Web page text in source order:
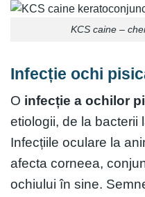
KCS caine –
Infecție ochi
O infecție a ochilor
etiologii, de la bacterii
Infecțiile oculare la
afecta corneea,
ochiului în sine.